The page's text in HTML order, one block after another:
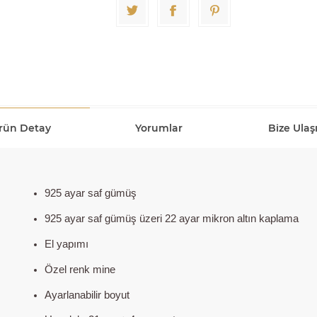
Detay Yorumlar Bize
925 ayar saf gümüş
925 ayar saf gümüş üzeri 22 ayar mikron altın kaplama
El yapımı
Özel renk mine
Ayarlanabilir boyut